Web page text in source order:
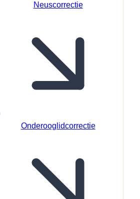
Neuscorrectie
Onderooglidcorrectie